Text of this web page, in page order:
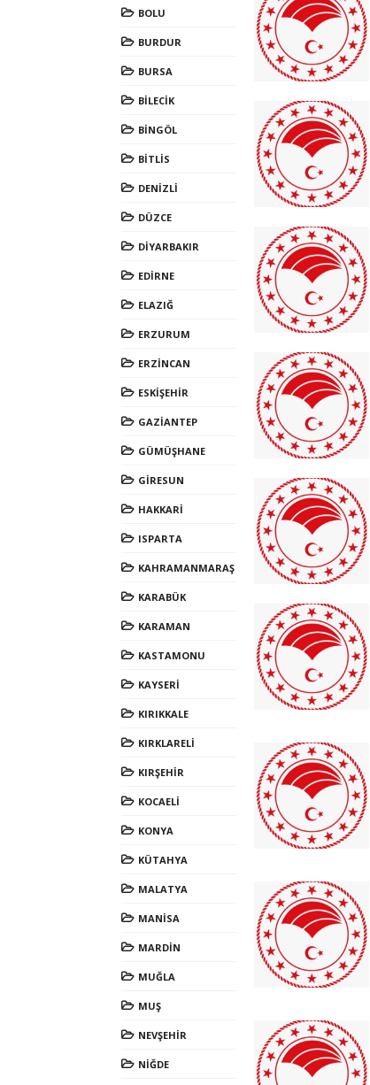
BOLU
BURDUR
BURSA
BİLECİK
BİNGÖL
BİTLİS
DENİZLİ
DÜZCE
DİYARBAKIR
EDİRNE
ELAZIĞ
ERZURUM
ERZİNCAN
ESKİŞEHİR
GAZİANTEP
GÜMÜŞHANE
GİRESUN
HAKKARİ
ISPARTA
KAHRAMANMARAŞ
KARABÜK
KARAMAN
KASTAMONU
KAYSERİ
KIRIKKALE
KIRKLARELİ
KIRŞEHİR
KOCAELİ
KONYA
KÜTAHYA
MALATYA
MANİSA
MARDİN
MUĞLA
MUŞ
NEVŞEHİR
NİĞDE